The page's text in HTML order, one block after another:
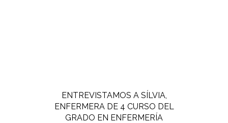
ENTREVISTAMOS A SÍLVIA,
ENFERMERA DE 4 CURSO DEL
GRADO EN ENFERMERÍA